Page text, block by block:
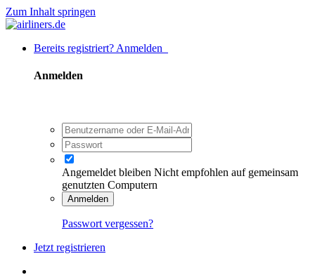
Zum Inhalt springen
Bereits registriert? Anmelden
Anmelden
Angemeldet bleiben Nicht empfohlen auf gemeinsam
genutzten Computern
Anmelden
Passwort vergessen?
Jetzt registrieren